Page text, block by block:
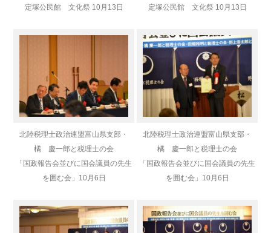
定塚公民館 文化祭 10月13日 定塚公民館 文化祭 10月13日
北陸税理士政治連盟富山県支部・
橘 慶一郎と税理士の会
「国政報告会並びに国会議員の先生
を囲む会」 10月6日
北陸税理士政治連盟富山県支部・
橘 慶一郎と税理士の会
「国政報告会並びに国会議員の先生
を囲む会」 10月6日